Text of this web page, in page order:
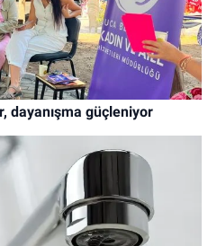
dayanışma güçleniyor